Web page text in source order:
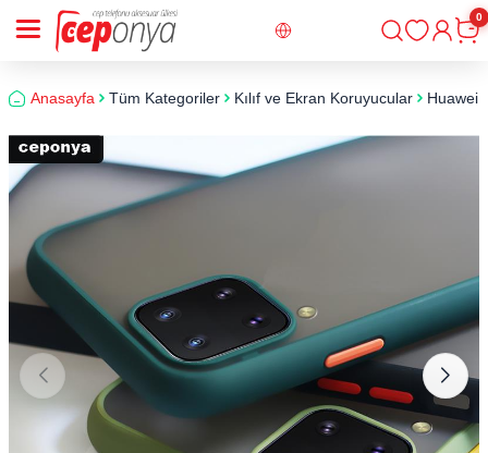
Giriş
0
Anasayfa Tüm Kategoriler Kılıf ve Ekran Koruyucular Huawei